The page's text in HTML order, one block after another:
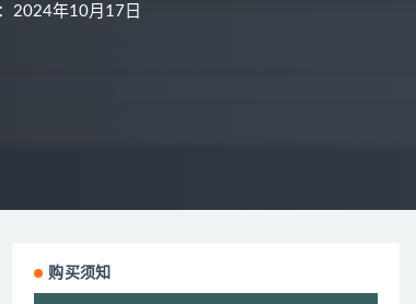
2024年10月17日
购买须知